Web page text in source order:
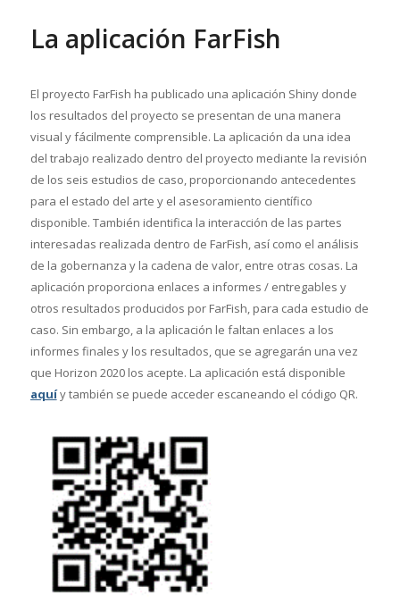
La aplicación FarFish
El proyecto FarFish ha publicado una aplicación Shiny donde
los resultados del proyecto se presentan de una manera
visual y fácilmente comprensible. La aplicación da una idea
del trabajo realizado dentro del proyecto mediante la revisión
de los seis estudios de caso, proporcionando antecedentes
para el estado del arte y el asesoramiento científico
disponible. También identifica la interacción de las partes
interesadas realizada dentro de FarFish, así como el análisis
de la gobernanza y la cadena de valor, entre otras cosas. La
aplicación proporciona enlaces a informes / entregables y
otros resultados producidos por FarFish, para cada estudio de
caso. Sin embargo, a la aplicación le faltan enlaces a los
informes finales y los resultados, que se agregarán una vez
que Horizon 2020 los acepte. La aplicación está disponible
aquíy también se puede acceder escaneando el código QR.